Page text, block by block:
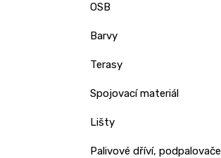
OSB
Barvy
Terasy
Spojovací materiál
Lišty
Palivové dříví, podpalovače